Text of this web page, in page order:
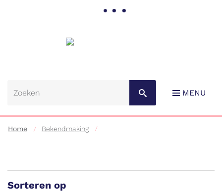
MENU
Home Bekendmaking
Sorteren op